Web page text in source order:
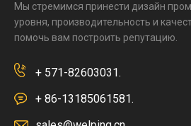
Мы стремимся принести дизайн
уровня, производительность и
помочь вам построить репутацию.
+ 571-82603031.
+ 86-13185061581.